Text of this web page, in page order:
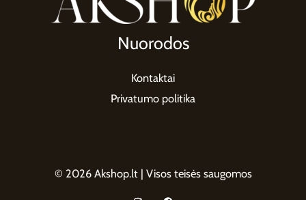
Nuorodos
Kontaktai
Privatumo politika
© 2026 Akshop.lt | Visos teisės saugomos